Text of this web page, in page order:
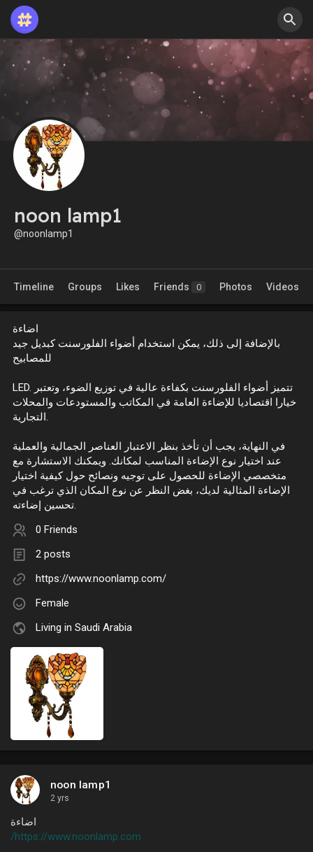
noon lamp1
@noonlamp1
Timeline Groups Likes Friends 0 Photos Videos
اضاءة
بالإضافة إلى ذلك، يمكن استخدام أضواء الفلورسنت كبديل جيد
للمصابيح
LED. تتميز أضواء الفلورسنت بكفاءة عالية في توزيع الضوء، وتعتبر
خيارا اقتصاديا للإضاءة العامة في المكاتب والمستودعات والمحلات
التجارية.
في النهاية، يجب أن تأخذ بنظر الاعتبار العناصر الجمالية والعملية
عند اختيار نوع الإضاءة المناسب لمكانك. ويمكنك الاستشارة مع
متخصصي الإضاءة للحصول على توجيه ونصائح حول كيفية اختيار
الإضاءة المثالية لديك، بغض النظر عن نوع المكان الذي ترغب في
تحسين إضاءته.
0 Friends
2 posts
https://www.noonlamp.com/
Female
Living in Saudi Arabia
noon lamp1
2 yrs
اضاءة
https://www.noonlamp.com/